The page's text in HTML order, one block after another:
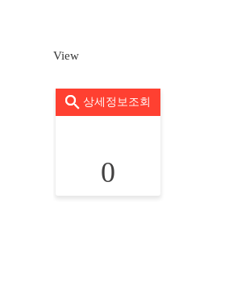
View
상세정보조회
0